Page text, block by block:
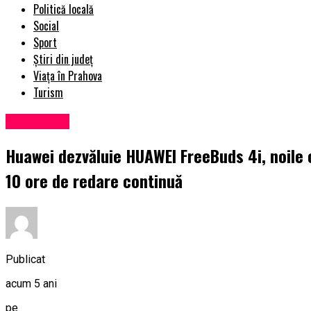
Politică locală
Social
Sport
Știri din județ
Viața în Prahova
Turism
Huawei dezvăluie HUAWEI FreeBuds 4i,
10 ore de redare continuă
Publicat
acum 5 ani
pe